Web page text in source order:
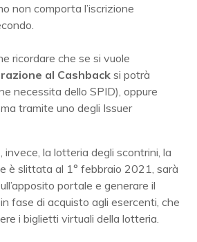
non comporta l’iscrizione
ricordare che se si vuole
al Cashbacksi potrà
necessita dello SPID), oppure
tramite uno degli Issuer
invece, la lotteria degli scontrini, la
è slittata al 1° febbraio 2021, sarà
portale e generare il
fase di acquisto agli esercenti, che
i biglietti virtuali della lotteria.